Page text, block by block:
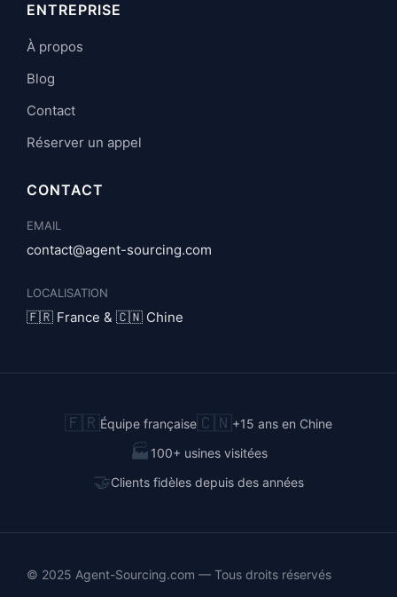
ENTREPRISE
À propos
Blog
Contact
Réserver un appel
CONTACT
EMAIL
contact@agent-sourcing.com
LOCALISATION
🇫🇷 France & 🇨🇳 Chine
🇫🇷Équipe française🇨🇳+15 ans en Chine
🏭 100+ usines visitées
🤝Clients fidèles depuis des années
© 2025 Agent-Sourcing.com — Tous droits réservés